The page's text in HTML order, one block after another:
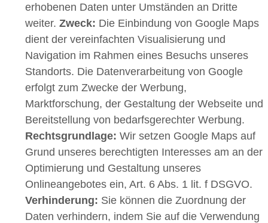
erhobenen Daten unter Umständen an Dritte
weiter. Zweck: Die Einbindung von Google Maps
dient der vereinfachten Visualisierung und
Navigation im Rahmen eines Besuchs unseres
Standorts. Die Datenverarbeitung von Google
erfolgt zum Zwecke der Werbung,
Marktforschung, der Gestaltung der Webseite und
Bereitstellung von bedarfsgerechter Werbung.
Rechtsgrundlage: Wir setzen Google Maps auf
Grund unseres berechtigten Interesses am an der
Optimierung und Gestaltung unseres
Onlineangebotes ein, Art. 6 Abs. 1 lit. f DSGVO.
Verhinderung: Sie können die Zuordnung der
Daten verhindern, indem Sie auf die Verwendung